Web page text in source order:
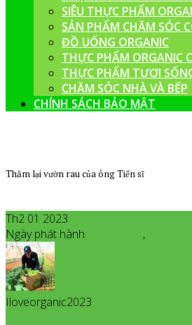
SIÊU THỰC PHẨM
SẢN PHẨM CHĂM SÓC
ĐỒ UỐNG ORGANIC
THỰC PHẨM ORGANIC
THỰC PHẨM TƯƠI
CHĂM SÓC NHÀ VÀ BẾP
CHÍNH SÁCH BẢO MẬT
Thăm lại vườn rau của ông Tiến sĩ
Th2 01 2023
Ngày phát hành
,
Iloveorganic2023